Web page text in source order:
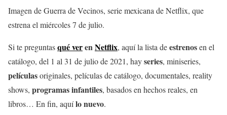
Imagen de Guerra de Vecinos, serie mexicana de Netflix, que
estrena el miércoles 7 de julio.
Si te preguntasqué verenNetflix, aquí la lista deestrenosen el
catálogo, del 1 al 31 de julio de 2021, hayseries, miniseries,
películasoriginales, películas de catálogo, documentales, reality
shows, programas infantiles, basados en hechos reales, en
libros… En fin, aquílo nuevo.